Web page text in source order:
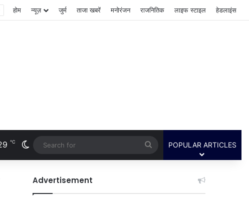
होम न्यूज़ जुर्म ताजा खबरें मनोरंजन राजनितिक लाइफ स्टाइल हेडलाइंस
℃ Switch skin
Search
for
POPULAR ARTICLES
Advertisement